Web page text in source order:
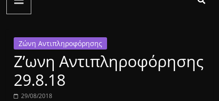
κοινωνικό
ραδιόφωνο
1431AM
Ζώνη Αντιπληροφόρησης
Ζ’ωνη Αντιπληροφόρησης
29.8.18
29/08/2018